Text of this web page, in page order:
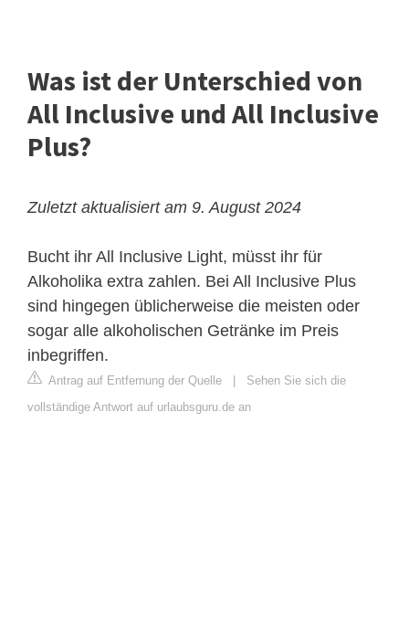
Was ist der Unterschied von
All Inclusive und All Inclusive
Plus?
Zuletzt aktualisiert am 9. August 2024
Bucht ihr All Inclusive Light, müsst ihr für
Alkoholika extra zahlen. Bei All Inclusive Plus
sind hingegen üblicherweise die meisten oder
sogar alle alkoholischen Getränke im Preis
inbegriffen.
Antrag auf Entfernung der Quelle
Sehen Sie sich die
vollständige Antwort auf urlaubsguru.de an